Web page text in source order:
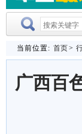
当前位置: 首页>
广西百